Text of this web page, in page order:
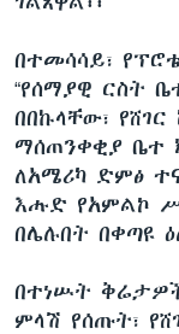
በተመሳሳይ፣
“የሰማያዊ ርስት
በበኩላቸው፣
ማሰጠንቀቂያ ቤተ
ለአሜሪካ ድምፅ
እሑድ የአምልኮ
በሌሉበት በቀጣዩ
በተነሡት
ምላሽ የሰጡት፣